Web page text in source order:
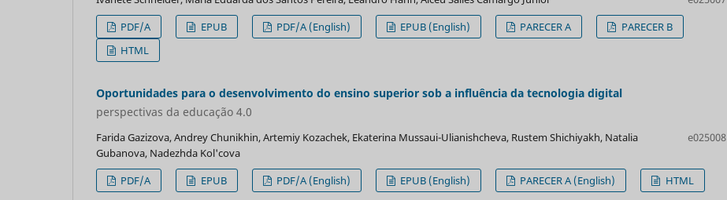
PDF/A
EPUB PDF/A (English) EPUB (English) PARECER A
PARECER B
HTML
Oportunidades para o desenvolvimento do ensino superior sob a influência da tecnologia digital
perspectivas da educação 4.0
Farida Gazizova, Andrey Chunikhin, Artemiy Kozachek, Ekaterina Mussaui-Ulianishcheva, Rustem Shichiyakh, Natalia
Gubanova, Nadezhda Kol'cova
e025008
PDF/A EPUB PDF/A (English) EPUB (English) PARECER A (English) HTML